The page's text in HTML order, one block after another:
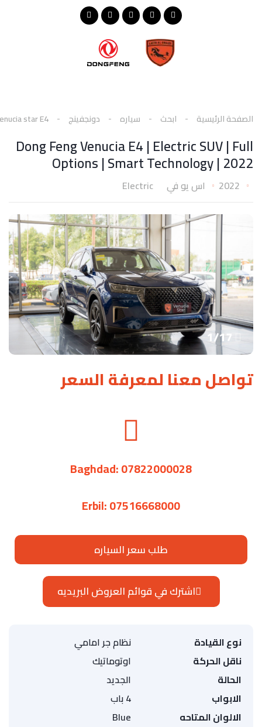
الصفحة الرئيسية ابحث سياره دونجفينج star E4
Dong Feng Venucia E4 | Electric SUV | Full
Options | Smart Technology | 2022
2022 اس يو في Electric
1/17
تواصل معنا لمعرفة السعر
Baghdad: 07822000028
Erbil: 07516668000
طلب سعر السياره
اشترك في قوائم العروض البريديه
نوع القيادة
نظام جر امامي
ناقل الحركة
اوتوماتيك
الحالة
الجديد
الابواب
4 باب
الالوان المتاحه
Blue